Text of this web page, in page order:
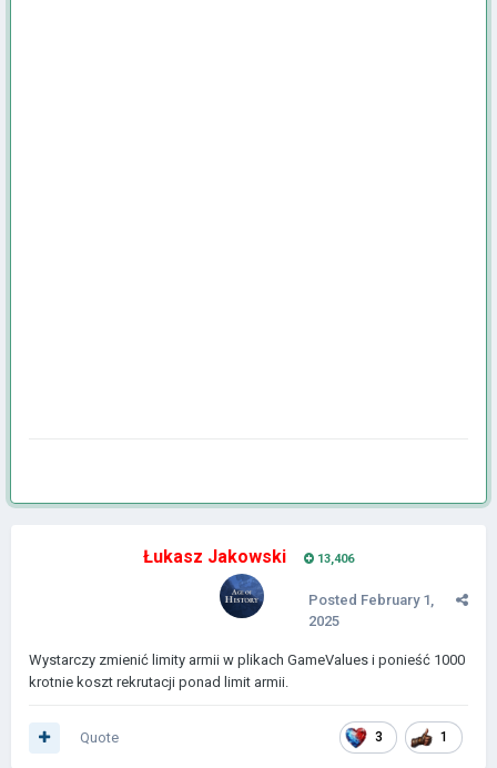
Łukasz Jakowski 13,406
Posted February 1,
2025
Wystarczy zmienić limity armii w plikach GameValues i ponieść 1000
krotnie koszt rekrutacji ponad limit armii.
3 1
Quote